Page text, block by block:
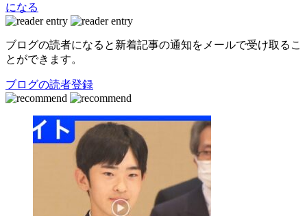
になる
ブログの読者になると新着記事の通知をメールで受け取るこ
とができます。
ブログの読者登録